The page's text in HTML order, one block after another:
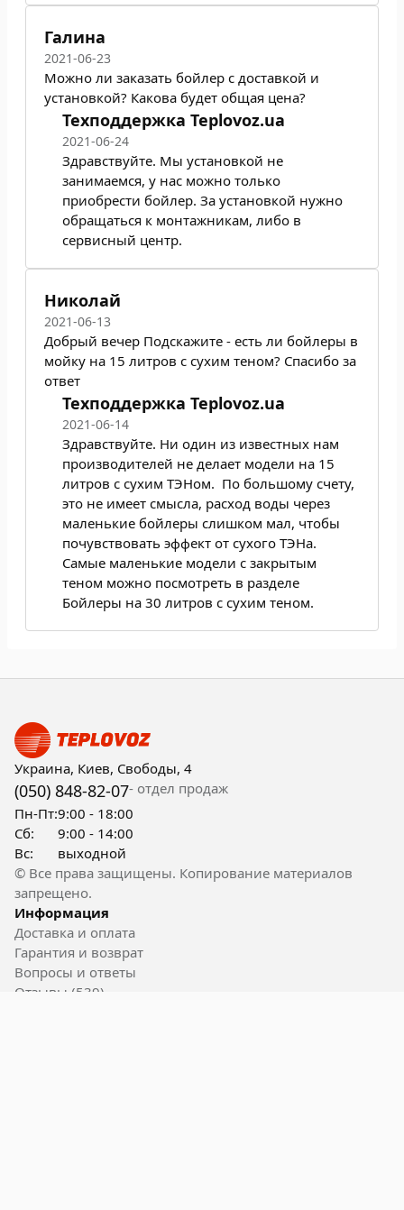
Галина
2021-06-23
Можно ли заказать бойлер с доставкой и
установкой? Какова будет общая цена?
Техподдержка Teplovoz.ua
2021-06-24
Здравствуйте. Мы установкой не
занимаемся, у нас можно только
приобрести бойлер. За установкой нужно
обращаться к монтажникам, либо в
сервисный центр.
Николай
2021-06-13
Добрый вечер Подскажите - есть ли бойлеры в
мойку на 15 литров с сухим теном? Спасибо за
ответ
Техподдержка Teplovoz.ua
2021-06-14
Здравствуйте. Ни один из известных нам
производителей не делает модели на 15
литров с сухим ТЭНом. По большому счету,
это не имеет смысла, расход воды через
маленькие бойлеры слишком мал, чтобы
почувствовать эффект от сухого ТЭНа.
Самые маленькие модели с закрытым
теном можно посмотреть в разделе
Бойлеры на 30 литров с сухим теном.
Украина, Киев, Свободы, 4
(050) 848-82-07- отдел продаж
Пн-Пт:9:00 - 18:00
Сб:
9:00 - 14:00
Вс:
выходной
© Все права защищены. Копирование материалов
запрещено.
Информация
Доставка и оплата
Гарантия и возврат
Вопросы и ответы
Отзывы (539)